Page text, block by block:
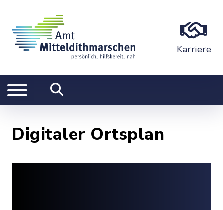
Karriere
Digitaler Ortsplan